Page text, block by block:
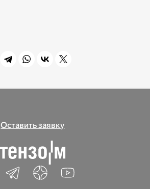
Оставить заявку